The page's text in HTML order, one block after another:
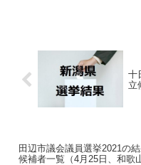
十
立
田辺市議会議員選挙2021の
候補者一覧（4月25日、和歌